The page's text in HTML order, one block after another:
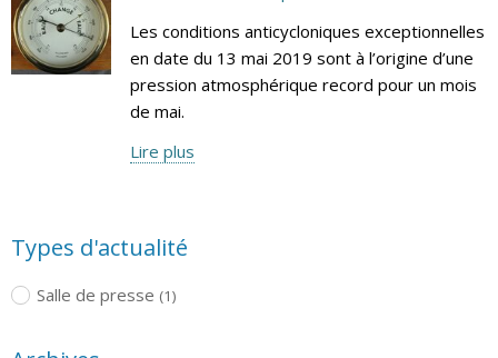
Les conditions anticycloniques exceptionnelles
en date du 13 mai 2019 sont à l’origine d’une
pression atmosphérique record pour un mois
de mai.
Lire plus
Types d'actualité
Salle de presse (1)